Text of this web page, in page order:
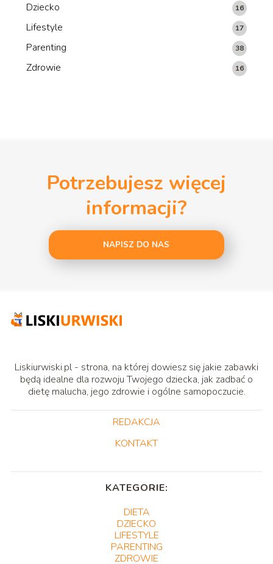
Dziecko 16
Lifestyle 17
Parenting 38
Zdrowie 16
Potrzebujesz więcej
informacji?
NAPISZ DO NAS
Liskiurwiski.pl - strona, na której dowiesz się jakie zabawki
będą idealne dla rozwoju Twojego dziecka, jak zadbać o
dietę malucha, jego zdrowie i ogólne samopoczucie.
REDAKCJA
KONTAKT
KATEGORIE:
DIETA
DZIECKO
LIFESTYLE
PARENTING
ZDROWIE